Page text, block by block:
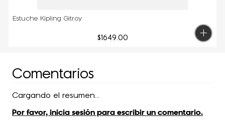
Estuche Kipling Gitroy
$1649.00
Comentarios
Cargando el resumen…
Por favor, inicia sesión para escribir un comentario.